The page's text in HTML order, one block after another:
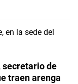
secretario de
traen arenga